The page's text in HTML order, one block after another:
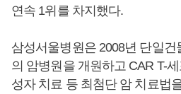
연속 1위를 차지했다.
삼성서울병원은 2008년 단일
의 암병원을 개원하고 CAR T-
성자 치료 등 최첨단 암 치료법